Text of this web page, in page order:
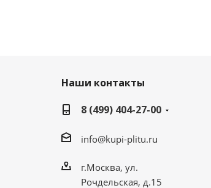
Наши контакты
8 (499) 404-27-00
info@kupi-plitu.ru
г.Москва, ул.
Рочдельская, д.15